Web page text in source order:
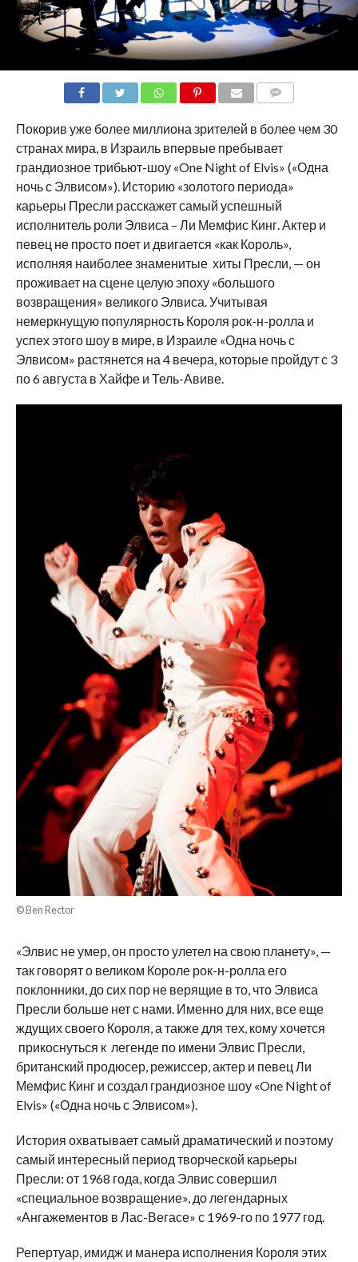
Покорив уже более миллиона зрителей в более чем 30
странах мира, в Израиль впервые пребывает
грандиозное трибьют-шоу «One Night of Elvis» («Одна
ночь с Элвисом»). Историю «золотого периода»
карьеры Пресли расскажет самый успешный
исполнитель роли Элвиса – Ли Мемфис Кинг. Актер и
певец не просто поет и двигается «как Король»,
исполняя наиболее знаменитые хиты Пресли, — он
проживает на сцене целую эпоху «большого
возвращения» великого Элвиса. Учитывая
немеркнущую популярность Короля рок-н-ролла и
успех этого шоу в мире, в Израиле «Одна ночь с
Элвисом» растянется на 4 вечера, которые пройдут с 3
по 6 августа в Хайфе и Тель-Авиве.
© Ben Rector
«Элвис не умер, он просто улетел на свою планету», —
так говорят о великом Короле рок-н-ролла его
поклонники, до сих пор не верящие в то, что Элвиса
Пресли больше нет с нами. Именно для них, все еще
ждущих своего Короля, а также для тех, кому хочется
прикоснуться к легенде по имени Элвис Пресли,
британский продюсер, режиссер, актер и певец Ли
Мемфис Кинг и создал грандиозное шоу «One Night of
Elvis» («Одна ночь с Элвисом»).
История охватывает самый драматический и поэтому
самый интересный период творческой карьеры
Пресли: от 1968 года, когда Элвис совершил
«специальное возвращение», до легендарных
«Ангажементов в Лас-Вегасе» с 1969-го по 1977 год.
Репертуар, имидж и манера исполнения Короля этих